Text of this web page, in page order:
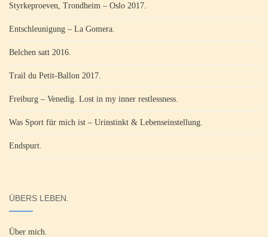
Styrkeproeven, Trondheim – Oslo 2017.
Entschleunigung – La Gomera.
Belchen satt 2016.
Trail du Petit-Ballon 2017.
Freiburg – Venedig. Lost in my inner restlessness.
Was Sport für mich ist – Urinstinkt & Lebenseinstellung.
Endspurt.
ÜBERS LEBEN.
Über mich.